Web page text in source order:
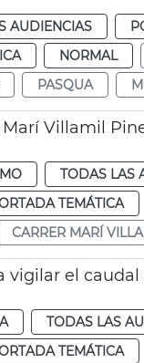
AUDIENCIAS
NORMAL
PASQUA
Villamil
TODAS LAS
TEMÁTICA
CARRER MARÍ
vigilar el caudal
TODAS LAS
TEMÁTICA